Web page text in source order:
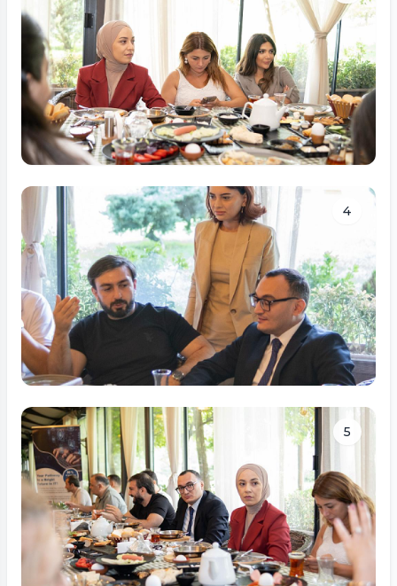
Tam ölçüdə bax
4
Tam ölçüdə bax
5